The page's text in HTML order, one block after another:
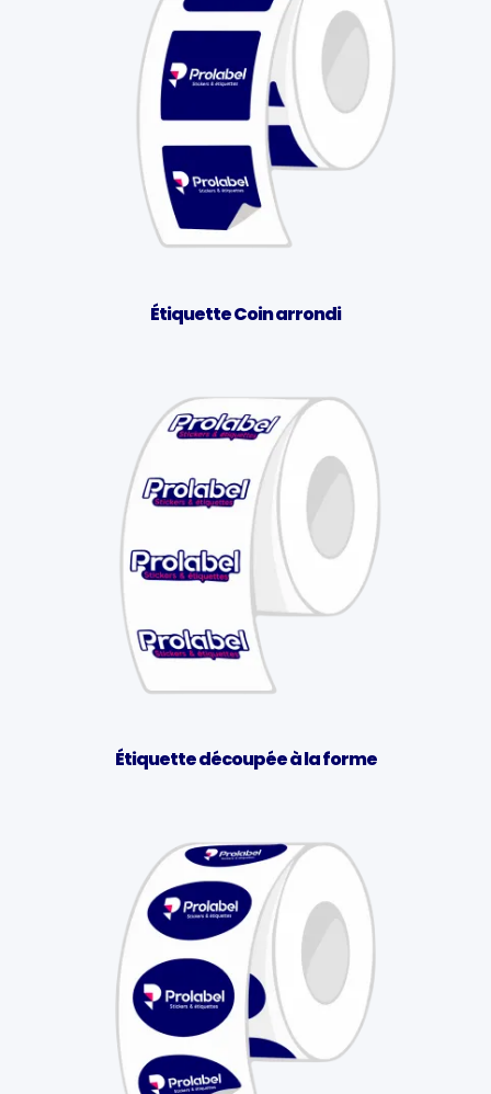
Étiquette Coin arrondi
Étiquette découpée à la forme